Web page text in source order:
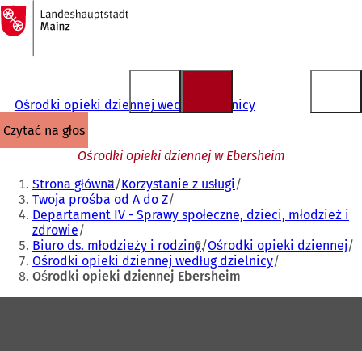
Przejdź do treści
Do
strony
głównej
Ośrodki opieki dziennej według dzielnicy
czytać na głos
Ośrodki opieki dziennej w Ebersheim
Jesteś
tutaj:
Strona główna Korzystanie z usługi
Twoja prośba od A do Z
Departament IV - Sprawy społeczne, dzieci, młodzież i
zdrowie
Biuro ds. młodzieży i rodziny Ośrodki opieki dziennej
Ośrodki opieki dziennej według dzielnicy
Ośrodki opieki dziennej Ebersheim